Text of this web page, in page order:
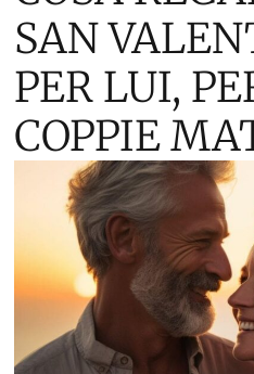
SAN
PER LUI,
COPPIE